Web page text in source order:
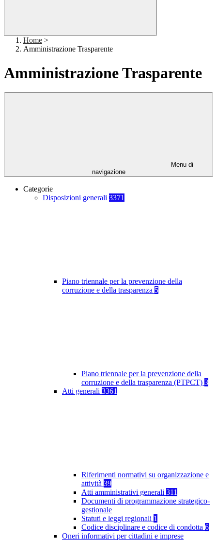
Home >
Amministrazione Trasparente
Amministrazione Trasparente
Menu di
navigazione
Categorie
Disposizioni generali 3371
Piano triennale per la prevenzione della
corruzione e della trasparenza 5
Piano triennale per la prevenzione della
corruzione e della trasparenza (PTPCT) 3
Atti generali 3361
Riferimenti normativi su organizzazione e
attività 39
Atti amministrativi generali 311
Documenti di programmazione strategico-
gestionale
Statuti e leggi regionali 1
Codice disciplinare e codice di condotta 6
Oneri informativi per cittadini e imprese